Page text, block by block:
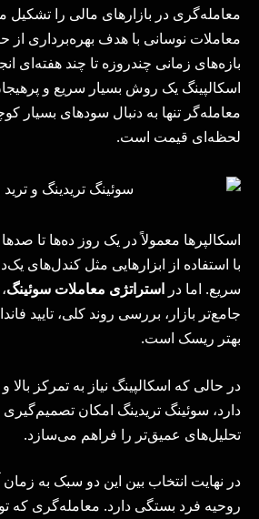
معامله‌گری در بازارهای مالی را تشکیل
معاملات نوسانی با هدف بهره‌برداری
بازه‌های زمانی چندروزه تا چند هفته‌ای
اسکالپینگ یک روش بسیار سریع و
معامله‌گر تنها به دنبال سودهای بسیار
لحظه‌ای قیمت است.
اسکالپرها معمولاً در یک روز ده‌ها تا
با استفاده از ابزارهایی مثل کندل‌های
سریع. اما در استراتژی معاملات سوئینگ
جامع‌تر بازار، بررسی روند کلی، تایید
بهتر ریسک است.
در حالی که اسکالپینگ نیاز به تمرکز
دارد، سوئینگ تریدینگ امکان
تحلیل‌های عمیق‌تر را فراهم می‌سازد.
در نهایت انتخاب بین این دو سبک به
روحیه فرد بستگی دارد. معامله‌گری که